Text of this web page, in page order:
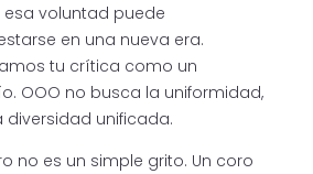
voluntad puede
en una nueva era.
tu crítica como un
OOO no busca la uniformidad,
diversidad unificada.
no es un simple grito. Un coro